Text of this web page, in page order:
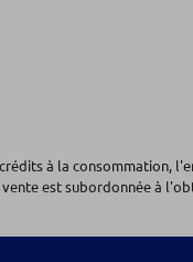
à la consommation,
est subordonnée à